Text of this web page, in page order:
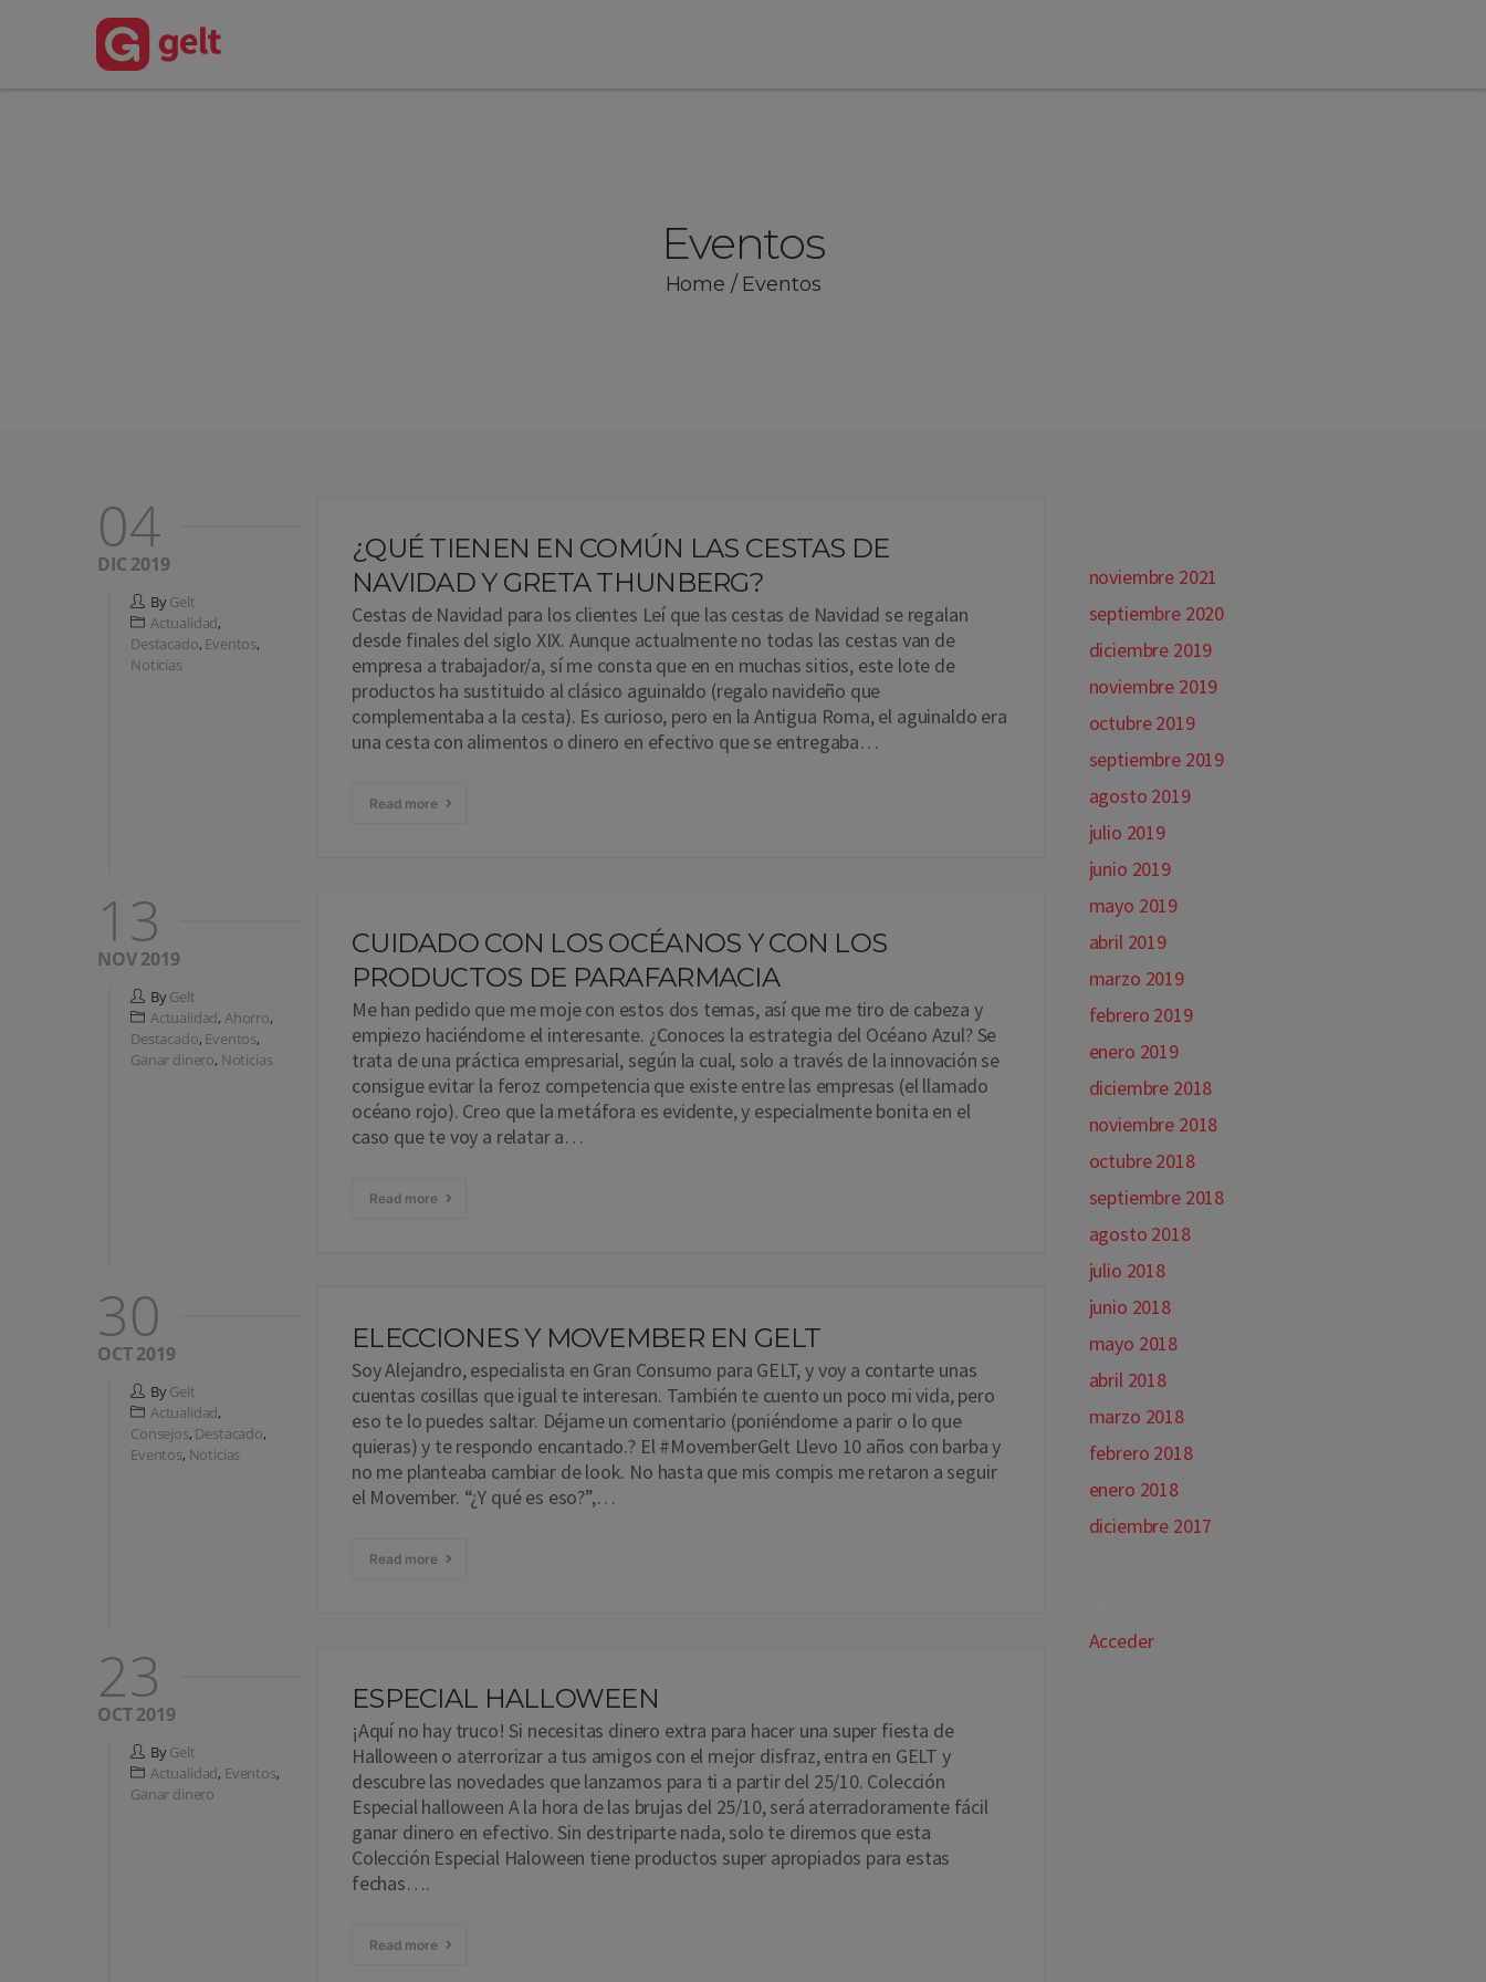
Eventos
Home /Eventos
¿QUÉ TIENEN EN COMÚN LAS CESTAS DE
NAVIDAD Y GRETA THUNBERG?
Cestas de Navidad para los clientes Leí que las cestas de Navidad se regalan
desde finales del siglo XIX. Aunque actualmente no todas las cestas van de
empresa a trabajador/a, sí me consta que en en muchas sitios, este lote de
productos ha sustituido al clásico aguinaldo (regalo navideño que
complementaba a la cesta). Es curioso, pero en la Antigua Roma, el aguinaldo era
una cesta con alimentos o dinero en efectivo que se entregaba…
Read more
04
DIC 2019
ByGelt
Actualidad,
Destacado, Eventos,
Noticias
CUIDADO CON LOS OCÉANOS Y CON LOS
PRODUCTOS DE PARAFARMACIA
Me han pedido que me moje con estos dos temas, así que me tiro de cabeza y
empiezo haciéndome el interesante. ¿Conoces la estrategia del Océano Azul? Se
trata de una práctica empresarial, según la cual, solo a través de la innovación se
consigue evitar la feroz competencia que existe entre las empresas (el llamado
océano rojo). Creo que la metáfora es evidente, y especialmente bonita en el
caso que te voy a relatar a…
Read more
13
NOV 2019
ByGelt
Actualidad, Ahorro,
Destacado, Eventos,
Ganar dinero, Noticias
ELECCIONES Y MOVEMBER EN GELT
Soy Alejandro, especialista en Gran Consumo para GELT, y voy a contarte unas
cuentas cosillas que igual te interesan. También te cuento un poco mi vida, pero
eso te lo puedes saltar. Déjame un comentario (poniéndome a parir o lo que
quieras) y te respondo encantado.? El #MovemberGelt Llevo 10 años con barba y
no me planteaba cambiar de look. No hasta que mis compis me retaron a seguir
el Movember. “¿Y qué es eso?”,…
Read more
30
OCT 2019
ByGelt
Actualidad,
Consejos, Destacado,
Eventos, Noticias
ESPECIAL HALLOWEEN
¡Aquí no hay truco! Si necesitas dinero extra para hacer una super fiesta de
Halloween o aterrorizar a tus amigos con el mejor disfraz, entra en GELT y
descubre las novedades que lanzamos para ti a partir del 25/10. Colección
Especial halloween A la hora de las brujas del 25/10, será aterradoramente fácil
ganar dinero en efectivo. Sin destriparte nada, solo te diremos que esta
Colección Especial Haloween tiene productos super apropiados para estas
fechas….
Read more
23
OCT 2019
ByGelt
Actualidad, Eventos,
Ganar dinero
noviembre 2021
septiembre 2020
diciembre 2019
noviembre 2019
octubre 2019
septiembre 2019
agosto 2019
julio 2019
junio 2019
mayo 2019
abril 2019
marzo 2019
febrero 2019
enero 2019
diciembre 2018
noviembre 2018
octubre 2018
septiembre 2018
agosto 2018
julio 2018
junio 2018
mayo 2018
abril 2018
marzo 2018
febrero 2018
enero 2018
diciembre 2017
Acceder